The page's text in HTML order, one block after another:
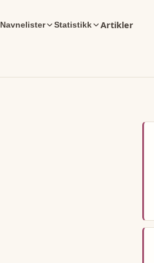
Navnelister Statistikk Artikler